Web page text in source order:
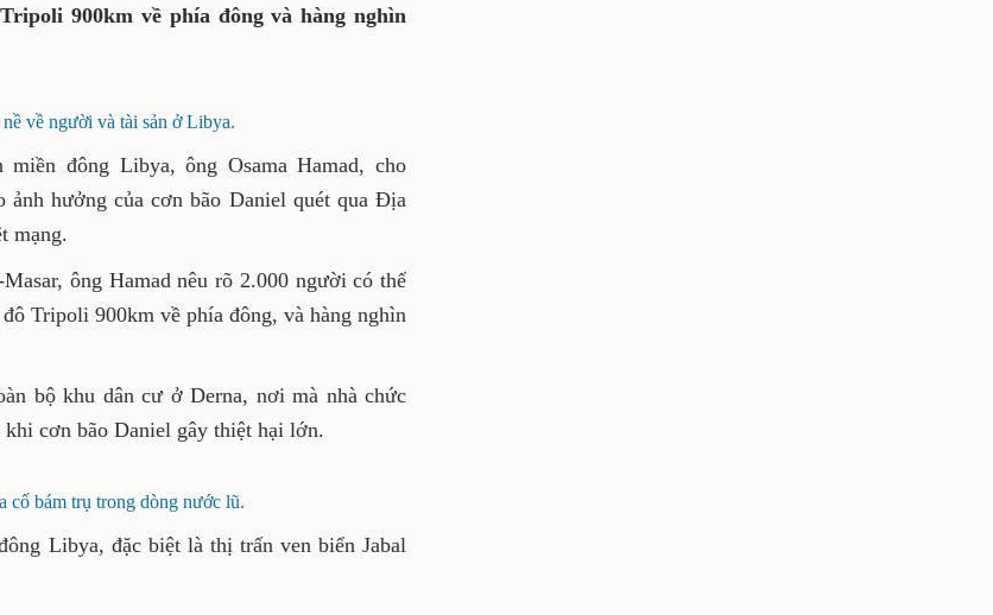
900km về phía đông và hàng nghìn
về người và tài sản ở Libya.
đông Libya, ông Osama Hamad, cho
ảnh hưởng của cơn bão Daniel quét qua Địa
mạng.
ông Hamad nêu rõ 2.000 người có thể
Tripoli 900km về phía đông, và hàng nghìn
bộ khu dân cư ở Derna, nơi mà nhà chức
cơn bão Daniel gây thiệt hại lớn.
bám trụ trong dòng nước lũ.
Libya, đặc biệt là thị trấn ven biển Jabal